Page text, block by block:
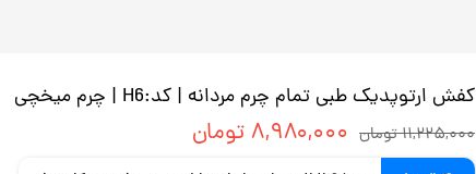
کفش ارتوپدیک طبی تمام چرم مردانه | کد:H6 | چرم میخچی
۱۱,۲۲۵,۰۰۰ تومان ۸,۹۸۰,۰۰۰ تومان